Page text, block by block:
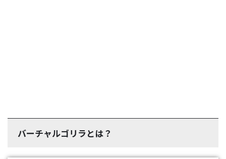
バーチャルゴリラとは？